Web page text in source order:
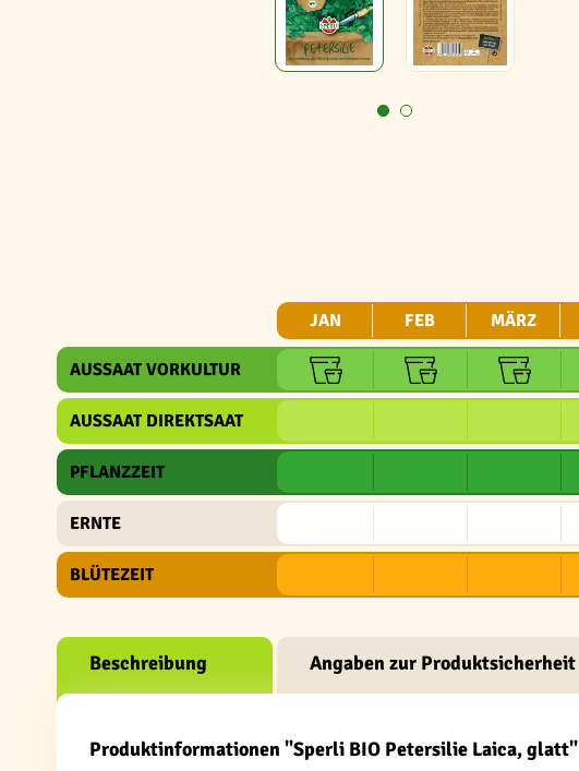
JAN FEB MÄRZ
AUSSAAT VORKULTUR
AUSSAAT DIREKTSAAT
PFLANZZEIT
ERNTE
BLÜTEZEIT
Beschreibung Angaben zur Produktsicherheit
Produktinformationen "Sperli BIO Petersilie Laica, glatt"